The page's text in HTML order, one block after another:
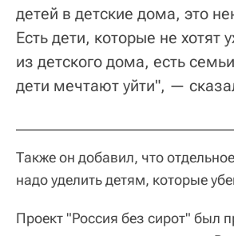
детей в детские дома, это
Есть дети, которые не хотят
из детского дома, есть
дети мечтают уйти", —
Также он добавил, что
надо уделить детям, которые
Проект "Россия без сирот" был